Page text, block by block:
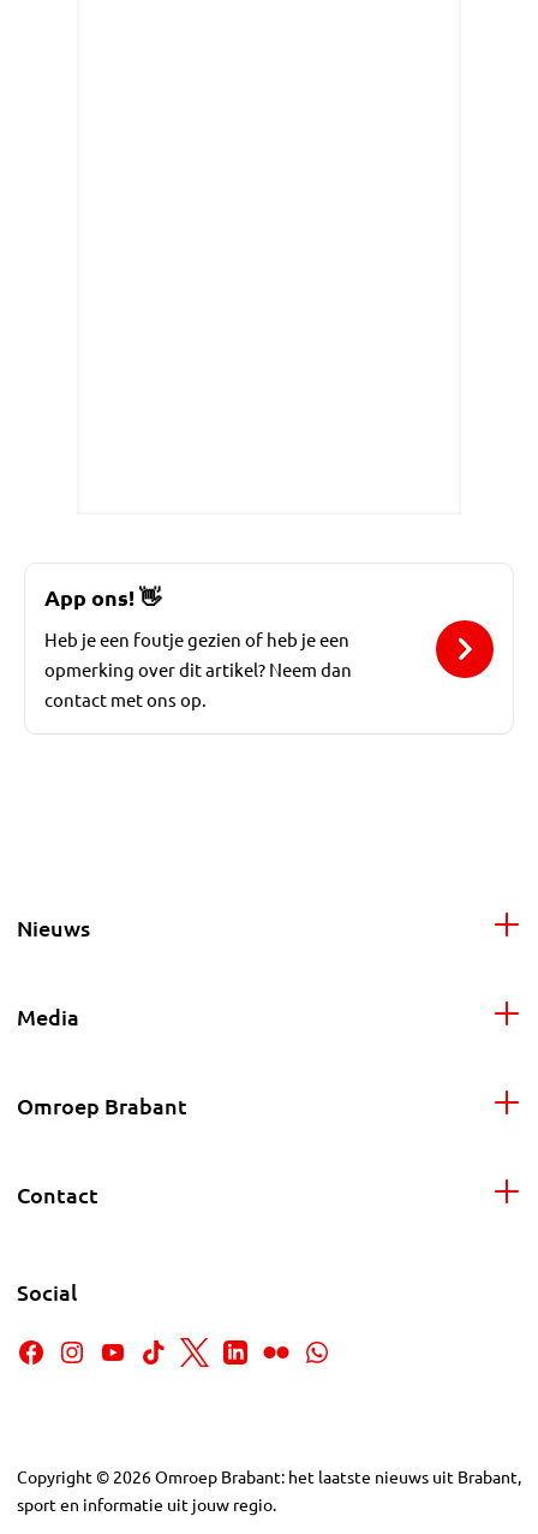
App ons!👋
Heb je een foutje gezien of heb je een
opmerking over dit artikel? Neem dan
contact met ons op.
Nieuws
Media
Omroep Brabant
Contact
Social
Copyright © 2026Omroep Brabant: het laatste nieuws uit Brabant,
sport en informatie uit jouw regio.